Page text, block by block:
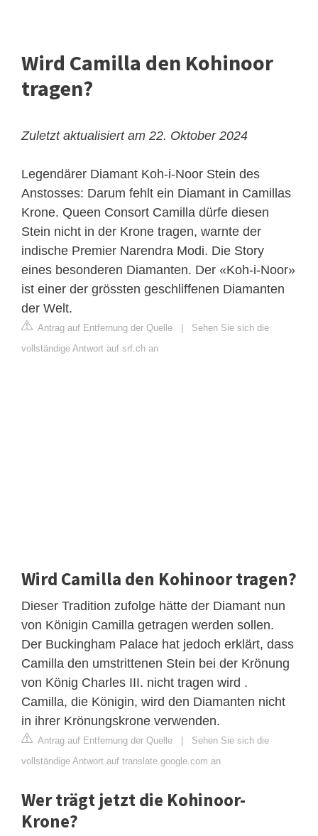
Wird Camilla den Kohinoor
tragen?
Zuletzt aktualisiert am 22. Oktober 2024
Legendärer Diamant Koh-i-Noor Stein des
Anstosses: Darum fehlt ein Diamant in Camillas
Krone. Queen Consort Camilla dürfe diesen
Stein nicht in der Krone tragen, warnte der
indische Premier Narendra Modi. Die Story
eines besonderen Diamanten. Der «Koh-i-Noor»
ist einer der grössten geschliffenen Diamanten
der Welt.
Antrag auf Entfernung der Quelle
Sehen Sie sich die
vollständige Antwort auf srf.ch an
Wird Camilla den Kohinoor tragen?
Dieser Tradition zufolge hätte der Diamant nun
von Königin Camilla getragen werden sollen.
Der Buckingham Palace hat jedoch erklärt, dass
Camilla den umstrittenen Stein bei der Krönung
von König Charles III. nicht tragen wird .
Camilla, die Königin, wird den Diamanten nicht
in ihrer Krönungskrone verwenden.
Antrag auf Entfernung der Quelle
Sehen Sie sich die
vollständige Antwort auf translate.google.com an
Wer trägt jetzt die Kohinoor-
Krone?